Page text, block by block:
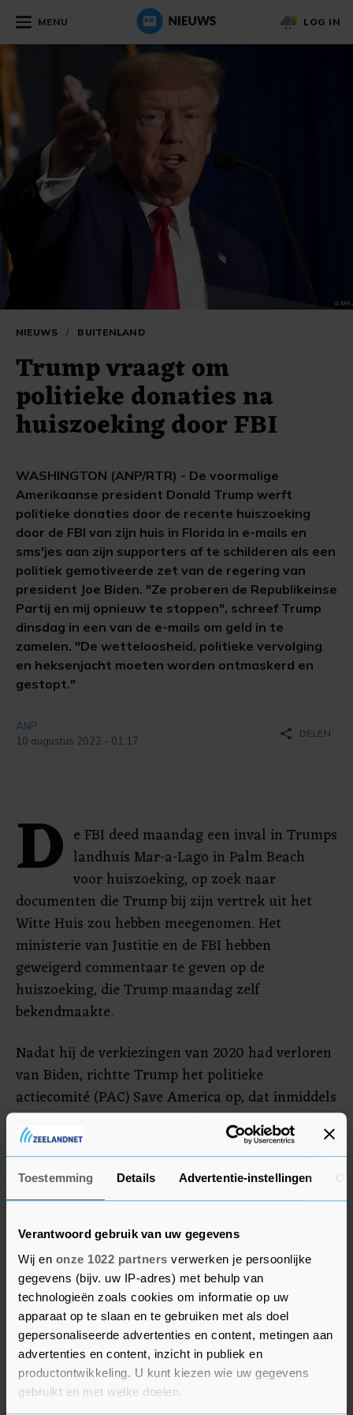
Toestemming Details Advertentie-instellingen
Verantwoord gebruik van uw gegevens
Wij en onze 1022 partners verwerken je persoonlijke
gegevens (bijv. uw IP-adres) met behulp van
technologieën zoals cookies om informatie op uw
apparaat op te slaan en te gebruiken met als doel
gepersonaliseerde advertenties en content, metingen aan
advertenties en content, inzicht in publiek en
productontwikkeling. U kunt kiezen wie uw gegevens
gebruikt en met welke doelen.
MENU LOG IN
NIEUWS / BUITENLAND
Trump vraagt ​​om
politieke donaties na
huiszoeking door FBI
WASHINGTON (ANP/RTR) - De voormalige
Amerikaanse president Donald Trump werft
politieke donaties door de recente huiszoeking
door de FBI van zijn huis in Florida in e-mails en
sms'jes aan zijn supporters af te schilderen als een
politiek gemotiveerde zet van de regering van
president Joe Biden. "Ze proberen de Republikeinse
Partij en mij opnieuw te stoppen", schreef Trump
dinsdag in een van de e-mails om geld in te
zamelen. "De wetteloosheid, politieke vervolging
en heksenjacht moeten worden ontmaskerd en
gestopt."
ANP
10 augustus 2022 - 01:17
share DELEN
D e FBI deed maandag een inval in Trumps
landhuis Mar-a-Lago in Palm Beach
voor huiszoeking, op zoek naar
documenten die Trump bij zijn vertrek uit het
Witte Huis zou hebben meegenomen. Het
ministerie van Justitie en de FBI hebben
geweigerd commentaar te geven op de
huiszoeking, die Trump maandag zelf
bekendmaakte.
Nadat hij de verkiezingen van 2020 had verloren
van Biden, richtte Trump het politieke
actiecomité (PAC) Save America op, dat inmiddels
al meer dan 100 miljoen dollar (ruim 97 miljoen
euro) in kas heeft. Trump blijft publiekelijk flirten
met een nieuwe gooi naar het presidentschap in
2024, maar heeft zijn kandidatuur nog niet
officieel aangekondigd.